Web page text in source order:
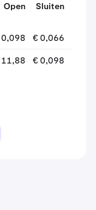
Open
Sluiten
€ 0,066
€ 0,098